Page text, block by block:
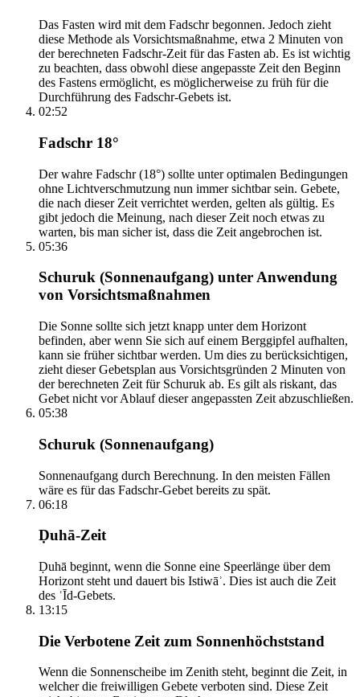
Das Fasten wird mit dem Fadschr begonnen. Jedoch zieht
diese Methode als Vorsichtsmaßnahme, etwa 2 Minuten von
der berechneten Fadschr-Zeit für das Fasten ab. Es ist wichtig
zu beachten, dass obwohl diese angepasste Zeit den Beginn
des Fastens ermöglicht, es möglicherweise zu früh für die
Durchführung des Fadschr-Gebets ist.
02:52
Fadschr 18°
Der wahre Fadschr (18°) sollte unter optimalen Bedingungen
ohne Lichtverschmutzung nun immer sichtbar sein. Gebete,
die nach dieser Zeit verrichtet werden, gelten als gültig. Es
gibt jedoch die Meinung, nach dieser Zeit noch etwas zu
warten, bis man sicher ist, dass die Zeit angebrochen ist.
05:36
Schuruk (Sonnenaufgang) unter Anwendung
von Vorsichtsmaßnahmen
Die Sonne sollte sich jetzt knapp unter dem Horizont
befinden, aber wenn Sie sich auf einem Berggipfel aufhalten,
kann sie früher sichtbar werden. Um dies zu berücksichtigen,
zieht dieser Gebetsplan aus Vorsichtsgründen 2 Minuten von
der berechneten Zeit für Schuruk ab. Es gilt als riskant, das
Gebet nicht vor Ablauf dieser angepassten Zeit abzuschließen.
05:38
Schuruk (Sonnenaufgang)
Sonnenaufgang durch Berechnung. In den meisten Fällen
wäre es für das Fadschr-Gebet bereits zu spät.
06:18
Ḍuhā-Zeit
Ḍuhā beginnt, wenn die Sonne eine Speerlänge über dem
Horizont steht und dauert bis Istiwāʾ. Dies ist auch die Zeit
des ʿĪd-Gebets.
13:15
Die Verbotene Zeit zum Sonnenhöchststand
Wenn die Sonnenscheibe im Zenith steht, beginnt die Zeit, in
welcher die freiwilligen Gebete verboten sind. Diese Zeit